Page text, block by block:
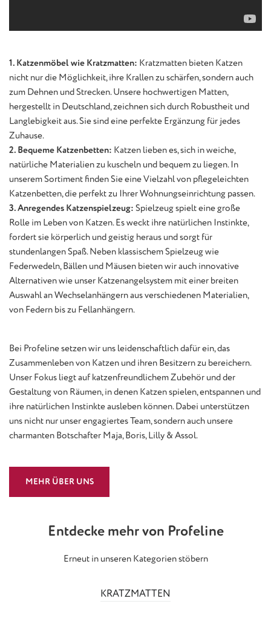
1. Katzenmöbel wie Kratzmatten: Kratzmatten bieten Katzen
nicht nur die Möglichkeit, ihre Krallen zu schärfen, sondern auch
zum Dehnen und Strecken. Unsere hochwertigen Matten,
hergestellt in Deutschland, zeichnen sich durch Robustheit und
Langlebigkeit aus. Sie sind eine perfekte Ergänzung für jedes
Zuhause.
2. Bequeme Katzenbetten: Katzen lieben es, sich in weiche,
natürliche Materialien zu kuscheln und bequem zu liegen. In
unserem Sortiment finden Sie eine Vielzahl von pflegeleichten
Katzenbetten, die perfekt zu Ihrer Wohnungseinrichtung passen.
3. Anregendes Katzenspielzeug: Spielzeug spielt eine große
Rolle im Leben von Katzen. Es weckt ihre natürlichen Instinkte,
fordert sie körperlich und geistig heraus und sorgt für
stundenlangen Spaß. Neben klassischem Spielzeug wie
Federwedeln, Bällen und Mäusen bieten wir auch innovative
Alternativen wie unser Katzenangelsystem mit einer breiten
Auswahl an Wechselanhängern aus verschiedenen Materialien,
von Federn bis zu Fellanhängern.
Bei Profeline setzen wir uns leidenschaftlich dafür ein, das
Zusammenleben von Katzen und ihren Besitzern zu bereichern.
Unser Fokus liegt auf katzenfreundlichem Zubehör und der
Gestaltung von Räumen, in denen Katzen spielen, entspannen und
ihre natürlichen Instinkte ausleben können. Dabei unterstützen
uns nicht nur unser engagiertes Team, sondern auch unsere
charmanten Botschafter Maja, Boris, Lilly & Assol.
MEHR ÜBER UNS
Entdecke mehr von Profeline
Erneut in unseren Kategorien stöbern
KRATZMATTEN